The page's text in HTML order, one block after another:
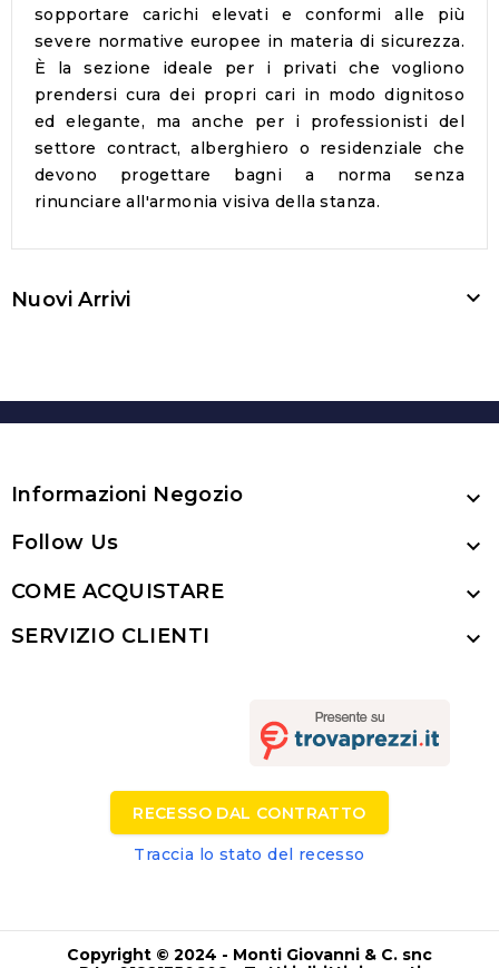
sopportare carichi elevati e conformi alle più
severe normative europee in materia di sicurezza.
È la sezione ideale per i privati che vogliono
prendersi cura dei propri cari in modo dignitoso
ed elegante, ma anche per i professionisti del
settore contract, alberghiero o residenziale che
devono progettare bagni a norma senza
rinunciare all'armonia visiva della stanza.
Nuovi Arrivi 
Informazioni Negozio 
Follow Us 
COME ACQUISTARE 
SERVIZIO CLIENTI 
RECESSO DAL CONTRATTO
Traccia lo stato del recesso
Copyright © 2024 - Monti Giovanni & C. snc